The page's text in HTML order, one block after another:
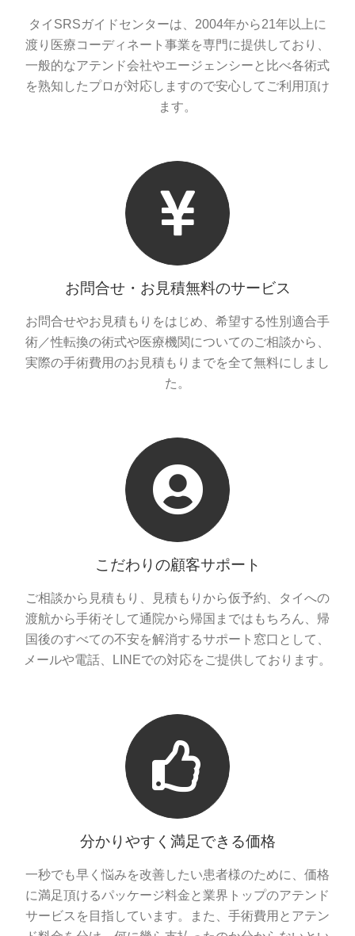
タイSRSガイドセンターは、2004年から21年以上に
渡り医療コーディネート事業を専門に提供しており、
一般的なアテンド会社やエージェンシーと比べ各術式
を熟知したプロが対応しますので安心してご利用頂け
ます。
お問合せ・お見積無料のサービス
お問合せやお見積もりをはじめ、希望する性別適合手
術／性転換の術式や医療機関についてのご相談から、
実際の手術費用のお見積もりまでを全て無料にしまし
た。
こだわりの顧客サポート
ご相談から見積もり、見積もりから仮予約、タイへの
渡航から手術そして通院から帰国まではもちろん、帰
国後のすべての不安を解消するサポート窓口として、
メールや電話、LINEでの対応をご提供しております。
分かりやすく満足できる価格
一秒でも早く悩みを改善したい患者様のために、価格
に満足頂けるパッケージ料金と業界トップのアテンド
サービスを目指しています。また、手術費用とアテン